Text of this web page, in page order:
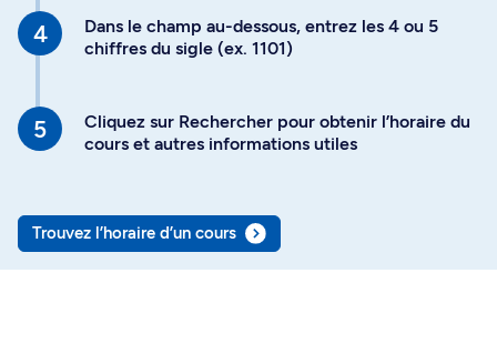
Dans le champ au-dessous, entrez les 4 ou 5
chiffres du sigle (ex. 1101)
Cliquez sur Rechercher pour obtenir l’horaire du
cours et autres informations utiles
Trouvez l’horaire d’un cours